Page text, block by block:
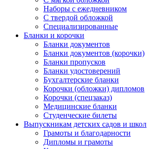
Наборы с ежедневником
С твердой обложкой
Специализированные
Бланки и корочки
Бланки документов
Бланки документов (корочки)
Бланки пропусков
Бланки удостоверений
Бухгалтерские бланки
Корочки (обложки) дипломов
Корочки (спецзаказ)
Медицинские бланки
Студенческие билеты
Выпускникам детских садов и школ
Грамоты и благодарности
Дипломы и грамоты